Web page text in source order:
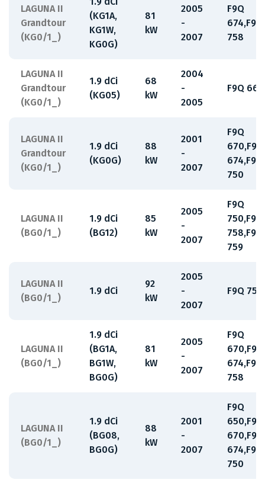
LAGUNA II
Grandtour
(KG0/1_)
(KG1A,
KG1W,
KG0G)
81
kW
2005
-
2007
F9Q
674,F9Q
758
LAGUNA II
Grandtour
(KG0/1_)
1.9 dCi
(KG05)
68
kW
2004
-
2005
F9Q 664
LAGUNA II
Grandtour
(KG0/1_)
1.9 dCi
(KG0G)
88
kW
2001
-
2007
F9Q
670,F9Q
674,F9Q
750
LAGUNA II
(BG0/1_)
1.9 dCi
(BG12)
85
kW
2005
-
2007
F9Q
750,F9Q
758,F9Q
759
LAGUNA II
(BG0/1_)
1.9 dCi
92
kW
2005
-
2007
F9Q 750
LAGUNA II
(BG0/1_)
1.9 dCi
(BG1A,
BG1W,
BG0G)
81
kW
2005
-
2007
F9Q
670,F9Q
674,F9Q
758
LAGUNA II
(BG0/1_)
1.9 dCi
(BG08,
BG0G)
88
kW
2001
-
2007
F9Q
650,F9Q
670,F9Q
674,F9Q
750